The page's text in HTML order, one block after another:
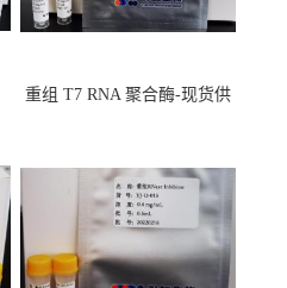
重组 T7 RNA 聚合酶-现货供